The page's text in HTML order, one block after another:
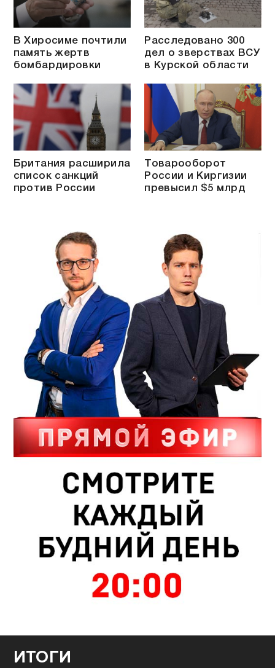
В Хиросиме почтили
память жертв
бомбардировки
Расследовано 300
дел о зверствах ВСУ
в Курской области
Британия расширила
список санкций
против России
Товарооборот
России и Киргизии
превысил $5 млрд
ИТОГИ